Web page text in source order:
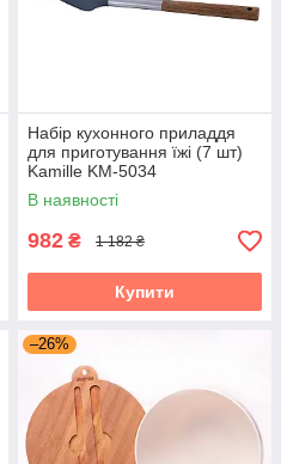
Набір кухонного приладдя
для приготування їжі (7 шт)
Kamille KM-5034
В наявності
982 ₴ 1 182 ₴
Купити
–26%